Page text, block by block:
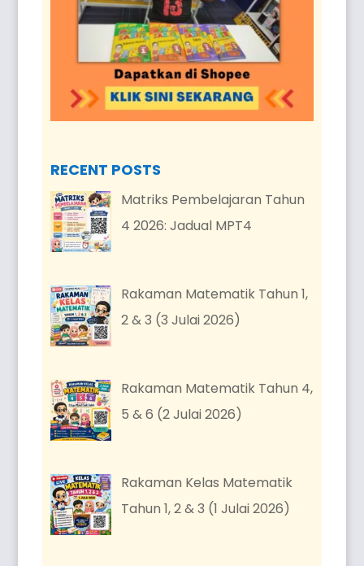
RECENT POSTS
Matriks Pembelajaran Tahun
4 2026: Jadual MPT4
Rakaman Matematik Tahun 1,
2 & 3 (3 Julai 2026)
Rakaman Matematik Tahun 4,
5 & 6 (2 Julai 2026)
Rakaman Kelas Matematik
Tahun 1, 2 & 3 (1 Julai 2026)